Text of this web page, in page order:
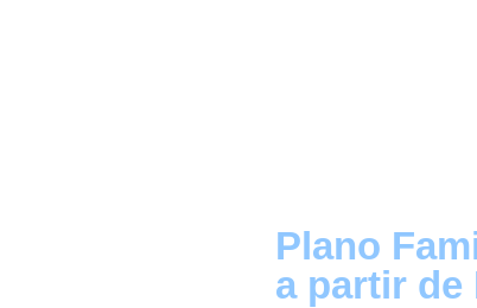
Plano
a partir de